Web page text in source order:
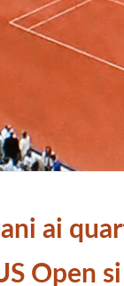
ai
Open si